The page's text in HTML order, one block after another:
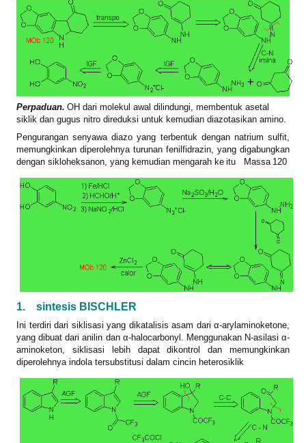
Perpaduan. OH dari molekul awal dilindungi, membentuk asetal
siklik dan gugus nitro direduksi untuk kemudian diazotasikan amino.
Pengurangan senyawa diazo yang terbentuk dengan natrium sulfit,
memungkinkan diperolehnya turunan fenilfidrazin, yang digabungkan
dengan sikloheksanon, yang kemudian mengarah ke itu Massa 120
1. sintesis BISCHLER
Ini terdiri dari siklisasi yang dikatalisis asam dari α-arylaminoketone,
yang dibuat dari anilin dan α-halocarbonyl. Menggunakan N-asilasi α-
aminoketon, siklisasi lebih dapat dikontrol dan memungkinkan
diperolehnya indola tersubstitusi dalam cincin heterosiklik